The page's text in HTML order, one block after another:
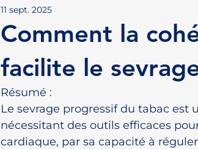
Comment la
facilite le
11 sept. 2025
Résumé :
Le sevrage progressif du tabac est
nécessitant des outils efficaces
cardiaque, par sa capacité à